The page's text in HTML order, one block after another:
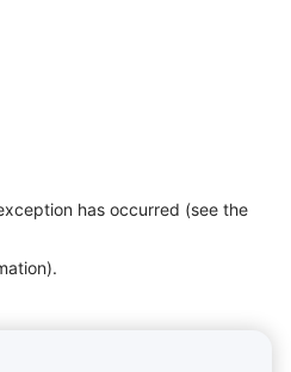
has occurred (see the
.